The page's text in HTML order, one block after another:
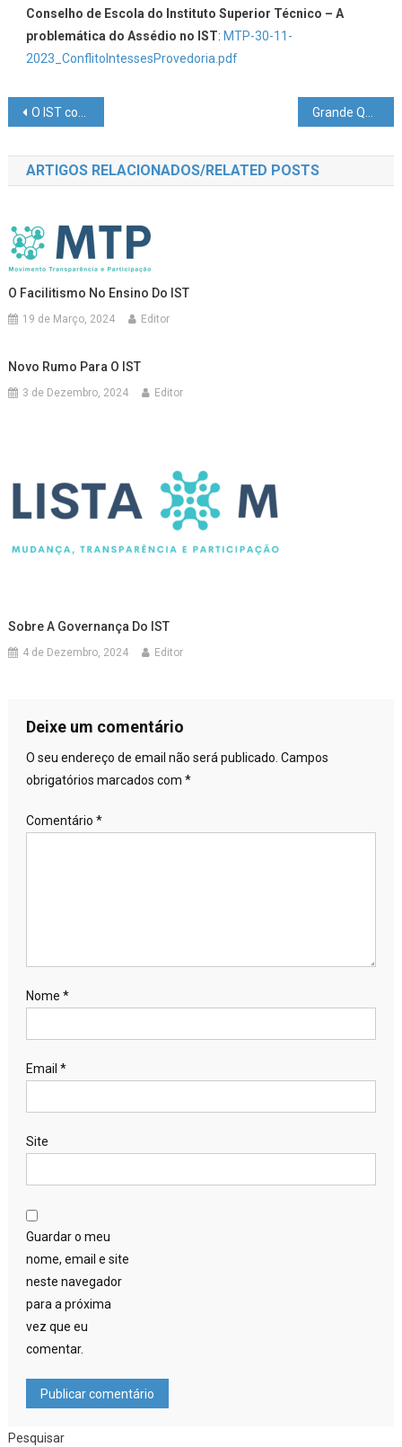
Conselho de Escola do Instituto Superior Técnico – A
problemática do Assédio no IST: MTP-30-11-
2023_ConflitoIntessesProvedoria.pdf
Navegação
de
artigos
O IST como Escola de Novas Artes Decorativas Grande Quebra do IST nas Colocações no Acesso ao Ensino Superior
ARTIGOS RELACIONADOS/RELATED POSTS
O Facilitismo No Ensino Do IST
19 de Março, 2024 Editor
Novo Rumo Para O IST
3 de Dezembro, 2024 Editor
Sobre A Governança Do IST
4 de Dezembro, 2024 Editor
Deixe um comentário
O seu endereço de email não será publicado. Campos
obrigatórios marcados com *
Comentário *
Nome *
Email *
Site
Guardar o meu
nome, email e site
neste navegador
para a próxima
vez que eu
comentar.
Pesquisar